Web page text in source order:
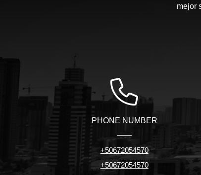
mejor
PHONE NUMBER
+50672054570
+50672054570